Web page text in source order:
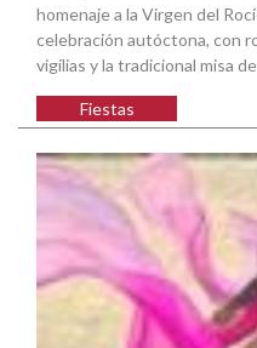
homenaje a la Virgen del
celebración autóctona, con
vigílias y la tradicional misa
Fiestas